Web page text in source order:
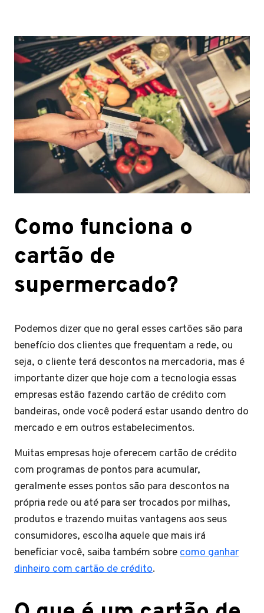
Como funciona o
cartão de
supermercado?
Podemos dizer que no geral esses cartões são para
benefício dos clientes que frequentam a rede, ou
seja, o cliente terá descontos na mercadoria, mas é
importante dizer que hoje com a tecnologia essas
empresas estão fazendo cartão de crédito com
bandeiras, onde você poderá estar usando dentro do
mercado e em outros estabelecimentos.
Muitas empresas hoje oferecem cartão de crédito
com programas de pontos para acumular,
geralmente esses pontos são para descontos na
própria rede ou até para ser trocados por milhas,
produtos e trazendo muitas vantagens aos seus
consumidores, escolha aquele que mais irá
beneficiar você, saiba também sobrecomo ganhar
dinheiro com cartão de crédito.